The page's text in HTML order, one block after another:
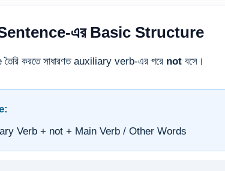
এর Basic Structure
করতে সাধারণত auxiliary verb-এর পরে not বসে।
Verb + not + Main Verb / Other Words